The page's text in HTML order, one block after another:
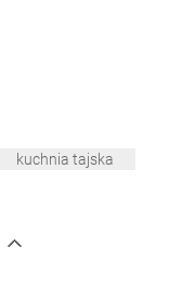
kuchnia tajska